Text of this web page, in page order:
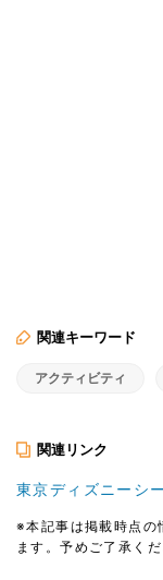
関連キーワード
アクティビティ
関連リンク
東京ディズニーシー
※本記事は掲載時点の
ます。予めご了承くだ